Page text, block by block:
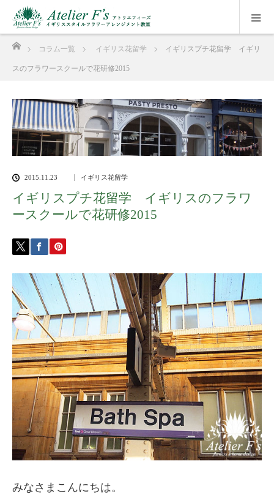
コラム一覧 イギリス花留学 イギリスプチ花留学 イギリ
スのフラワースクールで花研修2015
2015.11.23 イギリス花留学
イギリスプチ花留学 イギリスのフラワ
ースクールで花研修2015
みなさまこんにちは。